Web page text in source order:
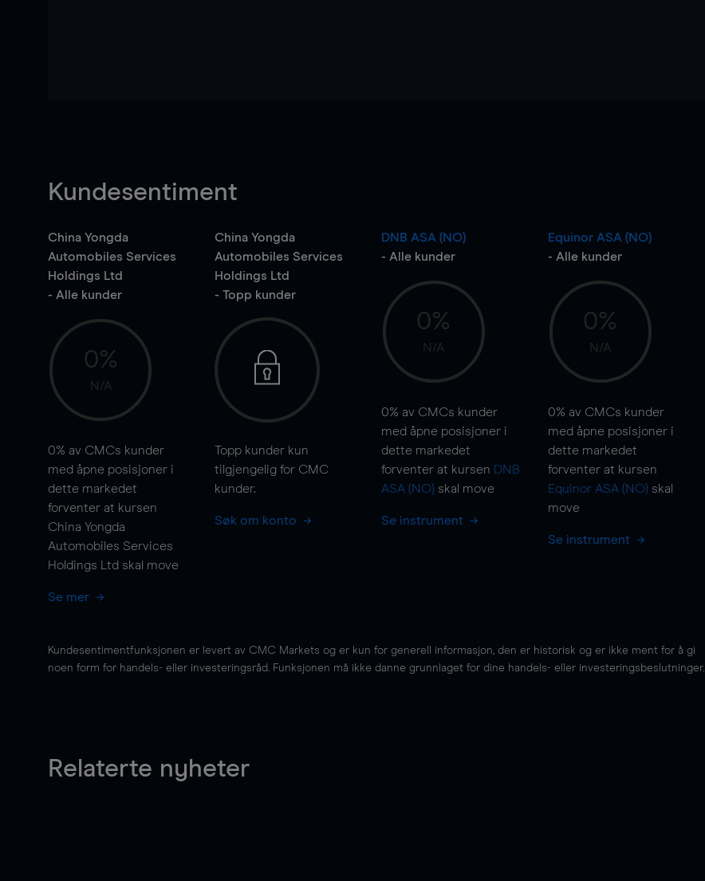
Kundesentiment
China Yongda
Automobiles Services
Holdings Ltd
- Alle kunder
0%
N/A
0% av CMCs kunder
med åpne posisjoner i
dette markedet
forventer at kursen
China Yongda
Automobiles Services
Holdings Ltd skal move
Se mer
China Yongda
Automobiles Services
Holdings Ltd
- Topp kunder
Topp kunder kun
tilgjengelig for CMC
kunder.
Søk om konto
DNB ASA (NO)
- Alle kunder
0%
N/A
0% av CMCs kunder
med åpne posisjoner i
dette markedet
forventer at kursen DNB
ASA (NO) skal move
Se instrument
Equinor ASA (NO)
- Alle kunder
0%
N/A
0% av CMCs kunder
med åpne posisjoner i
dette markedet
forventer at kursen
Equinor ASA (NO) skal
move
Se instrument
Kundesentimentfunksjonen er levert av CMC Markets og er kun for generell informasjon, den er historisk og er ikke ment for å gi
noen form for handels- eller investeringsråd. Funksjonen må ikke danne grunnlaget for dine handels- eller investeringsbeslutninger.
Relaterte nyheter